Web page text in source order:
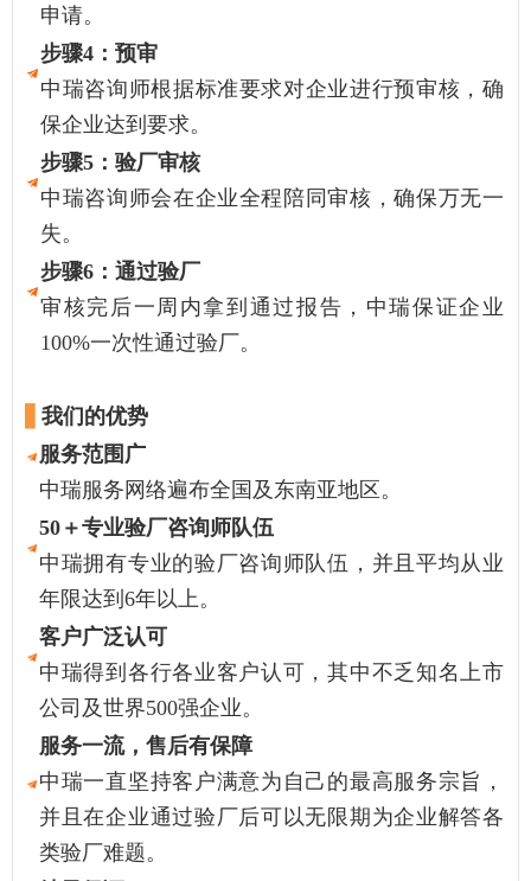
申请。
步骤4： 预审
中瑞咨询师根据标准要求对企业进行预审核，确
保企业达到要求。
步骤5： 验厂审核
中瑞咨询师会在企业全程陪同审核，确保万无一
失。
步骤6： 通过验厂
审核完后一周内拿到通过报告，中瑞保证企业
100%一次性通过验厂。
我们的优势
服务范围广
中瑞服务网络遍布全国及东南亚地区。
50＋专业验厂咨询师队伍
中瑞拥有专业的验厂咨询师队伍，并且平均从业
年限达到6年以上。
客户广泛认可
中瑞得到各行各业客户认可，其中不乏知名上市
公司及世界500强企业。
服务一流，售后有保障
中瑞一直坚持客户满意为自己的最高服务宗旨，
并且在企业通过验厂后可以无限期为企业解答各
类验厂难题。